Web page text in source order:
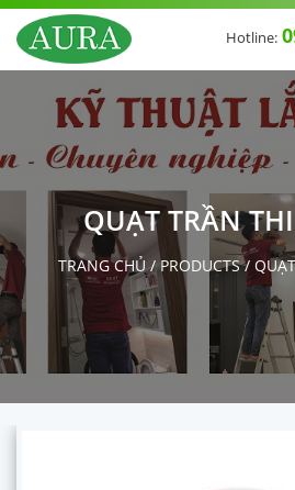
Hotline:
QUẠT TRẦN
TRANG CHỦ/PRODUCTS/